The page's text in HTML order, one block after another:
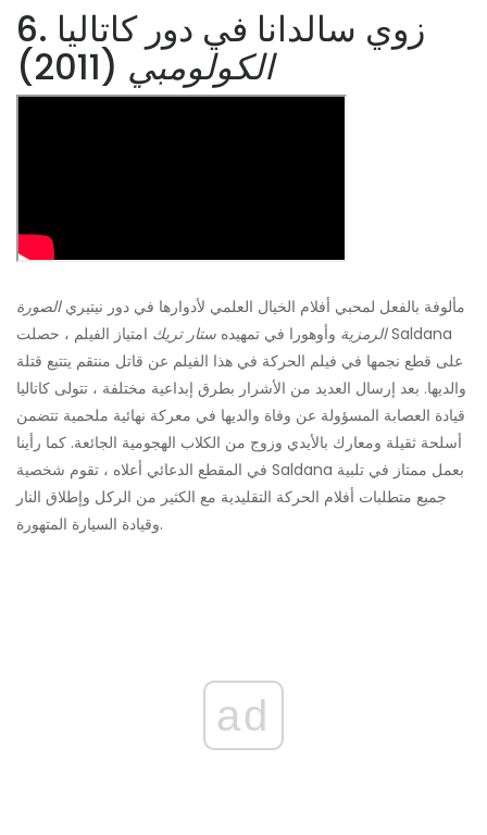
6. زوي سالدانا في دور كاتاليا
الكولومبي (2011)
مألوفة بالفعل لمحبي أفلام الخيال العلمي لأدوارها في دور نيتيريالصورة
الرمزية وأوهورا في تمهيده ستار تريك امتياز الفيلم ، حصلت Saldana
على قطع نجمها في فيلم الحركة في هذا الفيلم عن قاتل منتقم يتتبع قتلة
والديها. بعد إرسال العديد من الأشرار بطرق إبداعية مختلفة ، تتولى كاتاليا
قيادة العصابة المسؤولة عن وفاة والديها في معركة نهائية ملحمية تتضمن
أسلحة ثقيلة ومعارك بالأيدي وزوج من الكلاب الهجومية الجائعة. كما رأينا
في المقطع الدعائي أعلاه ، تقوم شخصية Saldana بعمل ممتاز في تلبية
جميع متطلبات أفلام الحركة التقليدية مع الكثير من الركل وإطلاق النار
وقيادة السيارة المتهورة.
ad